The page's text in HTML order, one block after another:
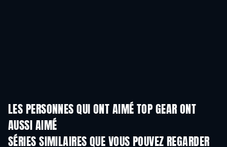
LES PERSONNES QUI ONT AIMÉ TOP GEAR ONT
AUSSI AIMÉ
SÉRIES SIMILAIRES QUE VOUS POUVEZ REGARDER